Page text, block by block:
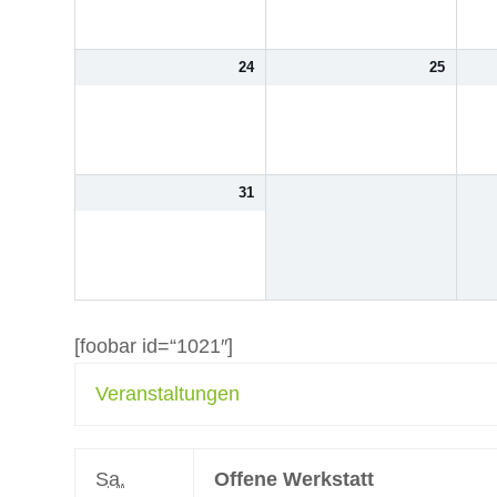
24 25
31
[foobar id=“1021″]
Veranstaltungen
Sa.
Offene Werkstatt